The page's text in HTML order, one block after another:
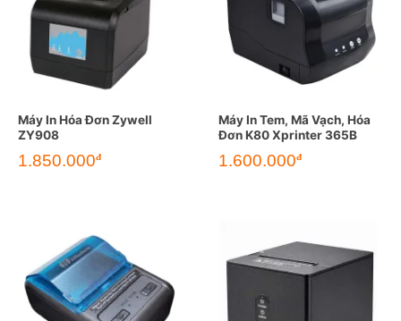
Máy In Hóa Đơn Zywell
ZY908
1.850.000đ
Máy In Tem, Mã Vạch, Hóa
Đơn K80 Xprinter 365B
1.600.000đ